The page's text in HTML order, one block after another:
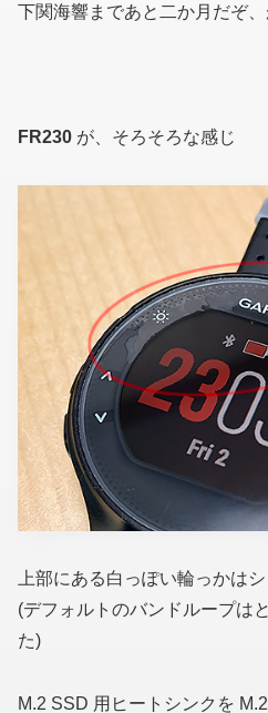
下関海響まであと二か月だぞ
FR230 が、そろそろな感じ
上部にある白っぽい輪っかは
(デフォルトのバンドループは
た)
M.2 SSD 用ヒートシンクを